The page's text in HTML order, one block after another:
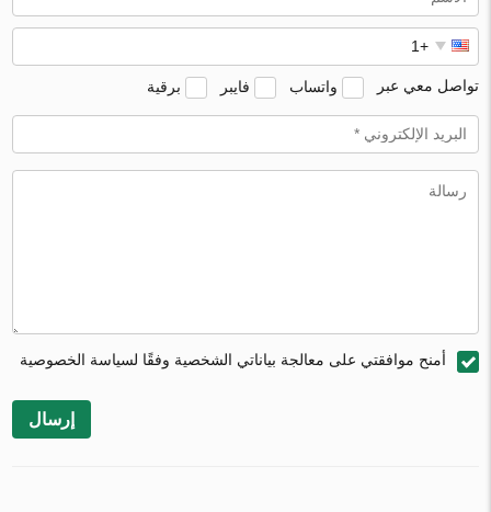
تواصل معي عبر واتساب فايبر برقية
أمنح موافقتي على معالجة بياناتي الشخصية وفقًا لسياسة الخصوصية
إرسال